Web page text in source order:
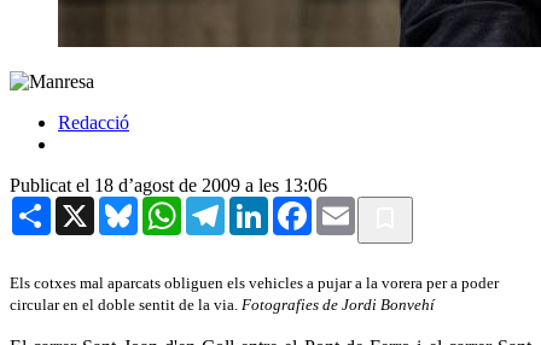
Redacció
Publicat el 18 d’agost de 2009 a les 13:06
Share X BlueskyWhatsAppTelegramLinkedInFacebook
Email
Els cotxes mal aparcats obliguen els vehicles a pujar a la vorera per a poder
circular en el doble sentit de la via. Fotografies de Jordi Bonvehí